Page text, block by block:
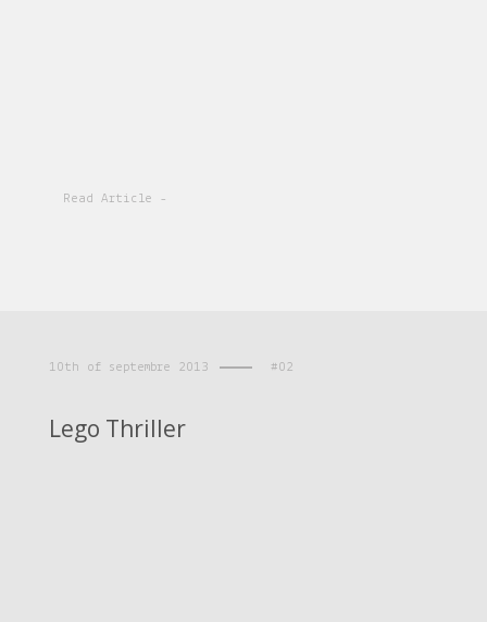
Read Article -
10th of septembre 2013 #02
Lego Thriller